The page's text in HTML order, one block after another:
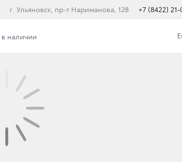
г. Ульяновск, пр-т Нариманова, 128 +7 (8422) 21-
наличии
ВЫЕЗДНОЙ